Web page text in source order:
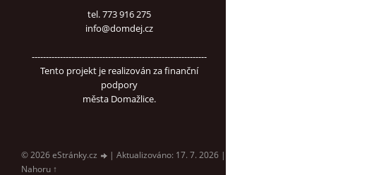
tel. 773 916 275
info@domdej.cz
--------------------------------------------------------------
Tento projekt je realizován za finanční
podpory
města Domažlice.
© 2026 eStránky.cz | Aktualizováno: 17. 7. 2026 |
Nahoru ↑